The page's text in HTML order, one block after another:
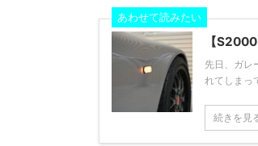
あわせて読みたい
【
先日、ガレ
れてしまっ
続きを見